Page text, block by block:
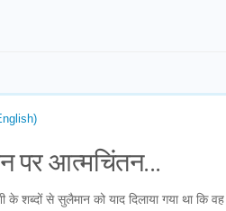
आत्मचिंतन...
के शब्दों से सुलैमान को याद दिलाया गया था कि